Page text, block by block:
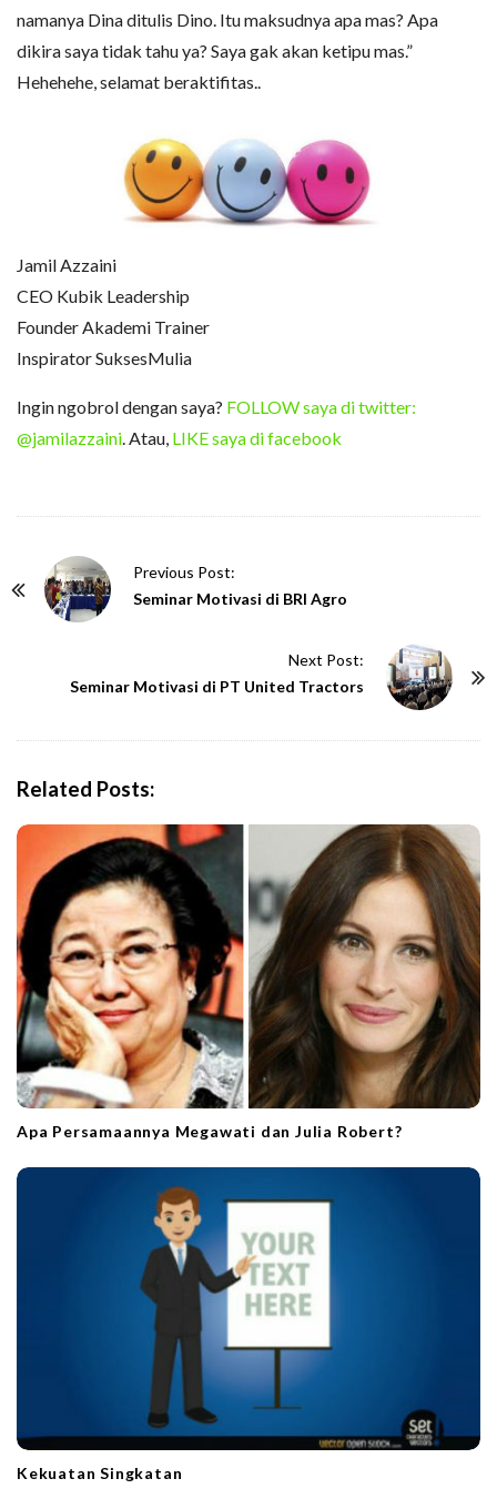
namanya Dina ditulis Dino. Itu maksudnya apa mas? Apa
dikira saya tidak tahu ya? Saya gak akan ketipu mas.”
Hehehehe, selamat beraktifitas..
Jamil Azzaini
CEO Kubik Leadership
Founder Akademi Trainer
Inspirator SuksesMulia
Ingin ngobrol dengan saya? FOLLOW saya di twitter:
@jamilazzaini . Atau, LIKE saya di facebook
Previous Post:
Seminar Motivasi di BRI Agro
Next Post:
Seminar Motivasi di PT United Tractors
Related Posts:
Apa Persamaannya Megawati dan Julia Robert?
Kekuatan Singkatan